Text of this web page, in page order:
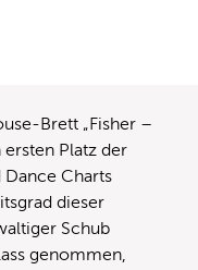
Brett „Fisher –
Platz der
Charts
dieser
Schub
genommen,